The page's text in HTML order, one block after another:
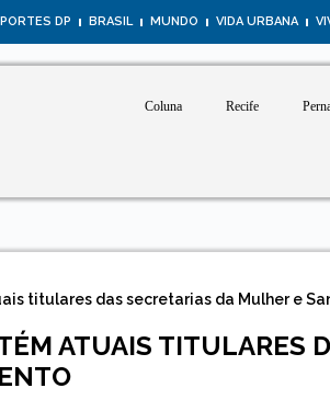
DP BRASIL MUNDO VIDA URBANA
Coluna Recife
titulares das secretarias da Mulher e
ATUAIS TITULARES